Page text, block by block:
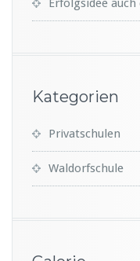
Erfolgsidee
Kategorien
Privatschulen
Waldorfschule